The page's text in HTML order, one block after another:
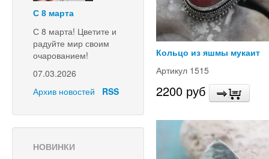
С 8 марта
С 8 марта! Цветите и
радуйте мир своим
очарованием!
07.03.2026
Архив новостей
RSS
НОВИНКИ
Кольцо из яшмы мукаит
Артикул 1515
2200 руб